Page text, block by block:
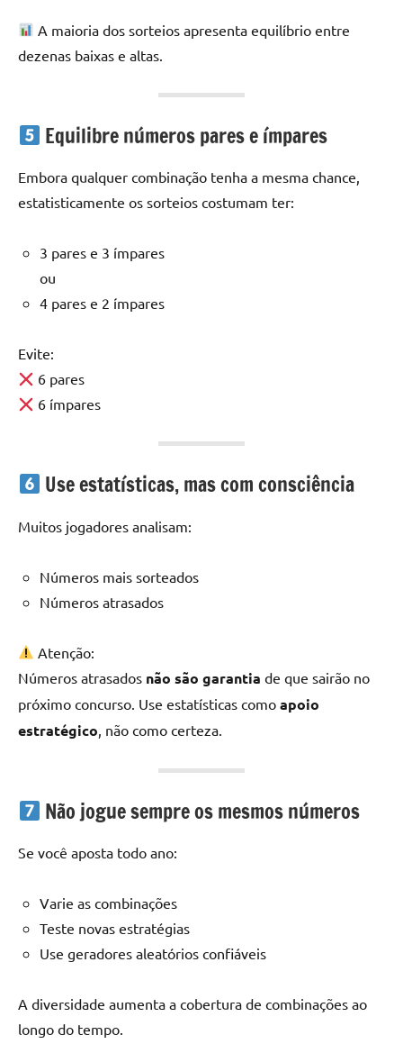
A maioria dos sorteios apresenta equilíbrio entre
dezenas baixas e altas.
Equilibre números pares e ímpares
Embora qualquer combinação tenha a mesma chance,
estatisticamente os sorteios costumam ter:
3 pares e 3 ímpares
ou
4 pares e 2 ímpares
Evite:
6 pares
6 ímpares
Use estatísticas, mas com consciência
Muitos jogadores analisam:
Números mais sorteados
Números atrasados
Atenção:
Números atrasados não são garantia de que sairão no
próximo concurso. Use estatísticas como apoio
estratégico , não como certeza.
Não jogue sempre os mesmos números
Se você aposta todo ano:
Varie as combinações
Teste novas estratégias
Use geradores aleatórios confiáveis
A diversidade aumenta a cobertura de combinações ao
longo do tempo.